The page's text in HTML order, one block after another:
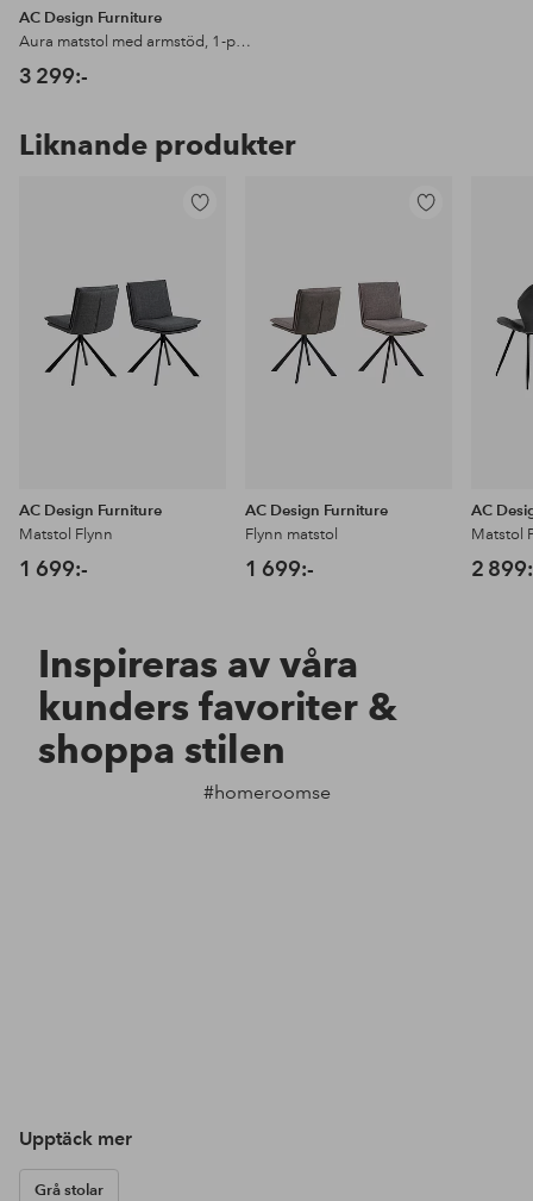
AC Design Furniture
Aura matstol med armstöd, 1-pack
3 299:-
Liknande produkter
AC Design Furniture
Matstol Flynn
1 699:-
AC Design Furniture
Flynn matstol
1 699:-
AC
Matstol
2
Inspireras av våra
kunders favoriter &
shoppa stilen
#homeroomse
Upptäck mer
Grå stolar